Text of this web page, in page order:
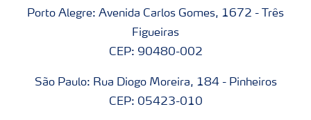
Porto Alegre: Avenida Carlos Gomes, 1672 - Três
Figueiras
CEP: 90480-002
São Paulo: Rua Diogo Moreira, 184 - Pinheiros
CEP: 05423-010